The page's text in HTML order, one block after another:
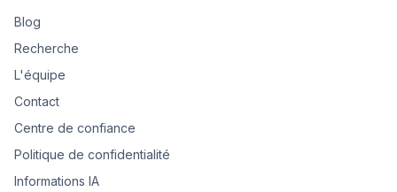
Blog
Recherche
L'équipe
Contact
Centre de confiance
Politique de confidentialité
Informations IA